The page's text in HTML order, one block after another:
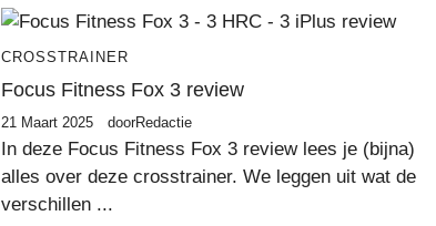
CROSSTRAINER
Focus Fitness Fox 3 review
21 Maart 2025 doorRedactie
In deze Focus Fitness Fox 3 review lees je (bijna)
alles over deze crosstrainer. We leggen uit wat de
verschillen ...